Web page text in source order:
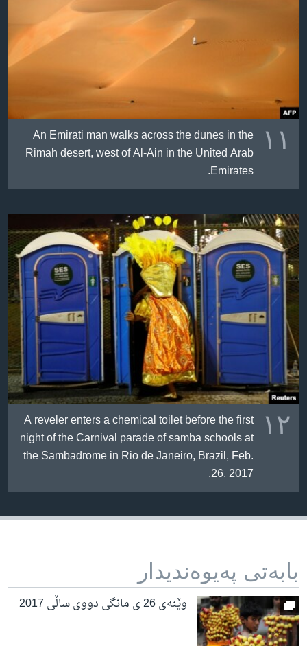
١١ An Emirati man walks across the dunes in the
Rimah desert, west of Al-Ain in the United Arab
Emirates.
١٢ A reveler enters a chemical toilet before the first
night of the Carnival parade of samba schools at
the Sambadrome in Rio de Janeiro, Brazil, Feb.
26, 2017.
بابه‌تی په‌یوه‌ندیدار
وێنەی 26 ی مانگی دووی ساڵی 2017